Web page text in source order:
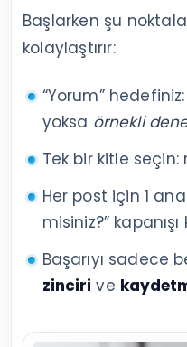
Başlarken şu
kolaylaştırır:
“Yorum” hedefiniz:
yoksa örnekli
Tek bir kitle seçin:
Her post için 1
misiniz?” kapanışı
Başarıyı sadece
zinciri ve